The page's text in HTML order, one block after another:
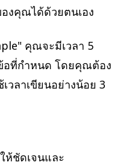
งคุณได้ด้วยตนเอง
คุณจะมีเวลา 5
อที่กำหนด โดยคุณต้อง
วลาเขียนอย่างน้อย 3
ห้ชัดเจนและ